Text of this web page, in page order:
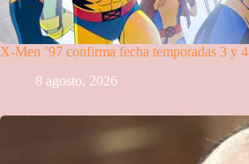
X-Men ’97 confirma fecha temporadas 3 y 4
8 agosto, 2026